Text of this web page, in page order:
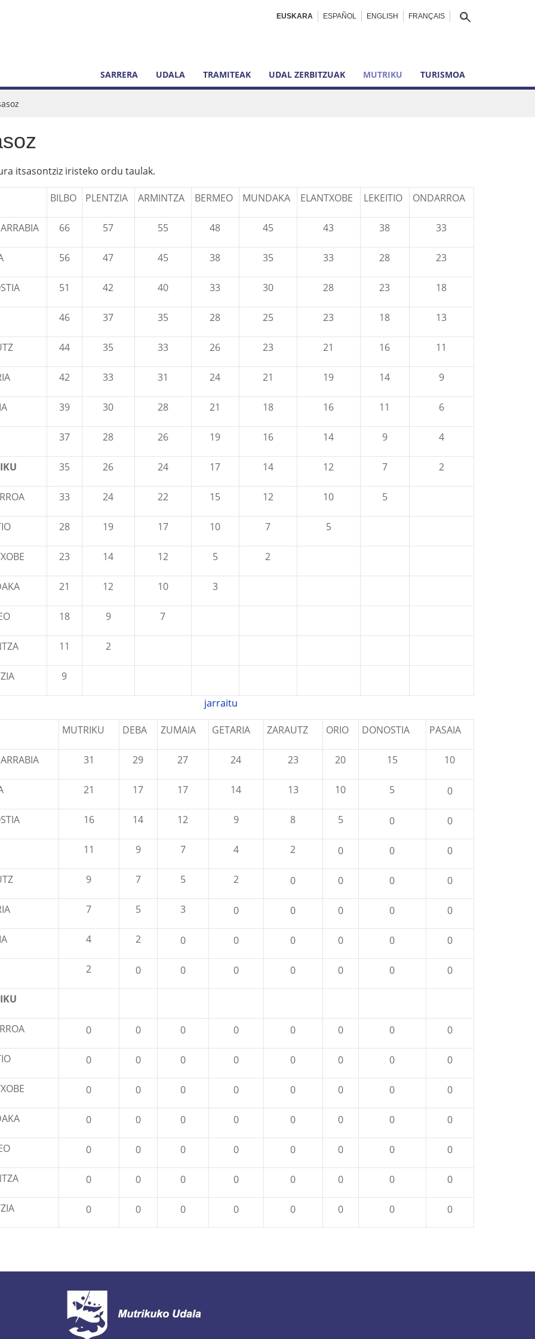
EUSKARA ESPAÑOL ENGLISH FRANÇAIS
SARRERA UDALA TRAMITEAK UDAL ZERBITZUAK MUTRIKU TURISMOA
itsasontziz iristeko ordu taulak.
BILBO PLENTZIA ARMINTZA BERMEO MUNDAKA ELANTXOBE LEKEITIO ONDARROA
66 57 55 48 45 43 38 33
56 47 45 38 35 33 28 23
51 42 40 33 30 28 23 18
46 37 35 28 25 23 18 13
44 35 33 26 23 21 16 11
42 33 31 24 21 19 14 9
39 30 28 21 18 16 11 6
37 28 26 19 16 14 9 4
35 26 24 17 14 12 7 2
33 24 22 15 12 10 5
28 19 17 10 7 5
23 14 12 5 2
21 12 10 3
18 9 7
11 2
9
jarraitu
MUTRIKU DEBA ZUMAIA GETARIA ZARAUTZ ORIO DONOSTIA PASAIA
31 29 27 24 23 20 15 10
21 17 17 14 13 10 5 0
16 14 12 9 8 5 0 0
11 9 7 4 2 0 0 0
9 7 5 2 0 0 0 0
7 5 3 0 0 0 0 0
4 2 0 0 0 0 0 0
2 0 0 0 0 0 0 0
0 0 0 0 0 0 0 0
0 0 0 0 0 0 0 0
0 0 0 0 0 0 0 0
0 0 0 0 0 0 0 0
0 0 0 0 0 0 0 0
0 0 0 0 0 0 0 0
0 0 0 0 0 0 0 0